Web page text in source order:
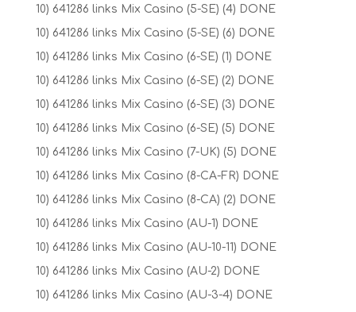
10) 641286 links Mix Casino (5-SE) (4) DONE
10) 641286 links Mix Casino (5-SE) (6) DONE
10) 641286 links Mix Casino (6-SE) (1) DONE
10) 641286 links Mix Casino (6-SE) (2) DONE
10) 641286 links Mix Casino (6-SE) (3) DONE
10) 641286 links Mix Casino (6-SE) (5) DONE
10) 641286 links Mix Casino (7-UK) (5) DONE
10) 641286 links Mix Casino (8-CA-FR) DONE
10) 641286 links Mix Casino (8-CA) (2) DONE
10) 641286 links Mix Casino (AU-1) DONE
10) 641286 links Mix Casino (AU-10-11) DONE
10) 641286 links Mix Casino (AU-2) DONE
10) 641286 links Mix Casino (AU-3-4) DONE